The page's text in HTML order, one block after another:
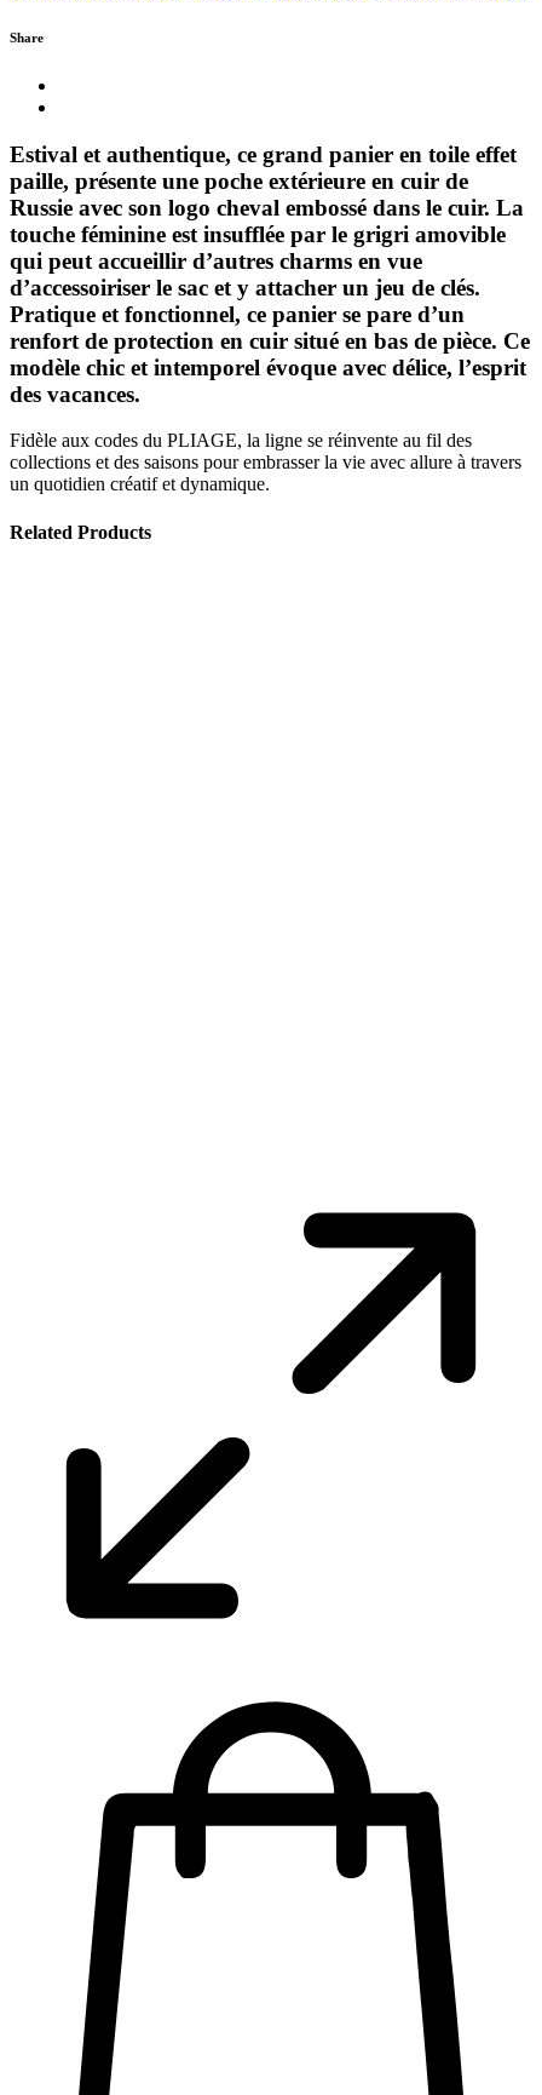
Share
Estival et authentique, ce grand panier en toile effet
paille, présente une poche extérieure en cuir de
Russie avec son logo cheval embossé dans le cuir. La
touche féminine est insufflée par le grigri amovible
qui peut accueillir d’autres charms en vue
d’accessoiriser le sac et y attacher un jeu de clés.
Pratique et fonctionnel, ce panier se pare d’un
renfort de protection en cuir situé en bas de pièce. Ce
modèle chic et intemporel évoque avec délice, l’esprit
des vacances.
Fidèle aux codes du PLIAGE, la ligne se réinvente au fil des
collections et des saisons pour embrasser la vie avec allure à travers
un quotidien créatif et dynamique.
Related Products